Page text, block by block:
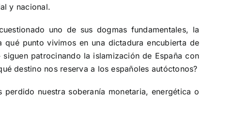
y nacional.
uno de sus dogmas fundamentales, la
punto vivimos en una dictadura encubierta de
patrocinando la islamización de España con
destino nos reserva a los españoles autóctonos?
nuestra soberanía monetaria, energética o